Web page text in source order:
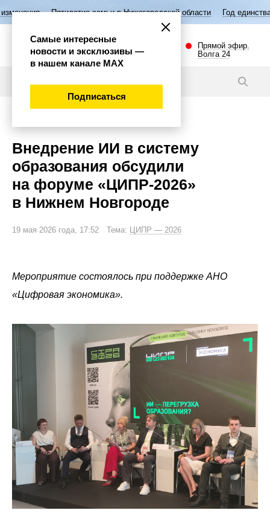
семьи в Нижегородской области Год единства народов России
Прямой эфир.
Волга 24
Внедрение ИИ в систему
образования обсудили
на форуме «ЦИПР-2026»
в Нижнем Новгороде
19 мая 2026 года, 17:52 Тема: ЦИПР — 2026
Мероприятие состоялось при поддержке АНО
«Цифровая экономика».
Самые интересные
новости и эксклюзивы —
в нашем канале МАХ
Подписаться